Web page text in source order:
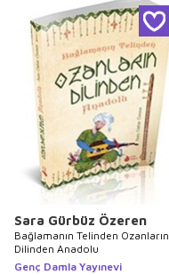
Sara Gürbüz Özeren
Bağlamanın Telinden Ozanların
Dilinden Anadolu
Genç Damla Yayınevi